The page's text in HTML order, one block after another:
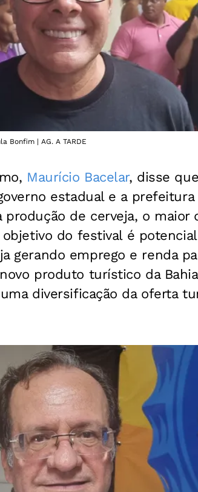
Bonfim | AG. A TARDE
Maurício Bacelar, disse
estadual e a prefeitura
de cerveja, o maior
do festival é
gerando emprego e renda
produto turístico da
diversificação da oferta